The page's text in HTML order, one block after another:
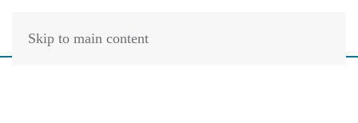
Skip to main content